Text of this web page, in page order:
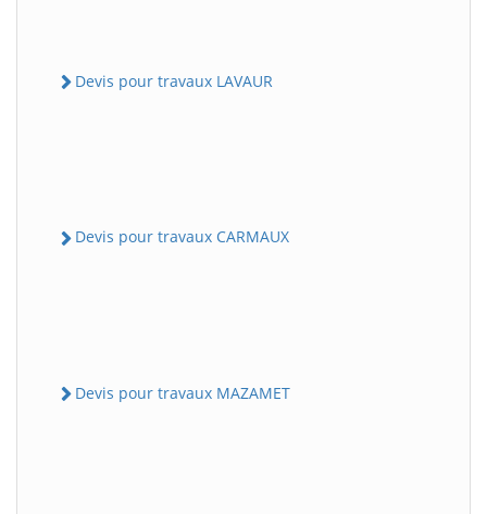
Devis pour travaux LAVAUR
Devis pour travaux CARMAUX
Devis pour travaux MAZAMET